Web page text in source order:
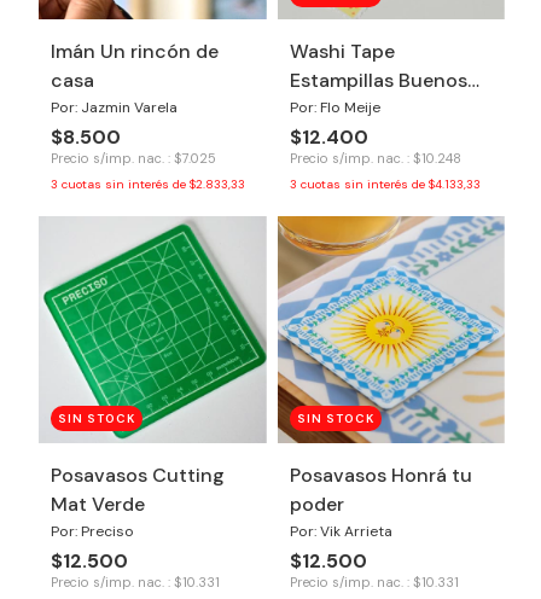
Imán Un rincón de
casa
Por: Jazmin Varela
$8.500
Precio s/imp. nac. : $7.025
3 cuotas sin interés de $2.833,33
Washi Tape
Estampillas Buenos
Aires
Por: Flo Meije
$12.400
Precio s/imp. nac. : $10.248
3 cuotas sin interés de $4.133,33
SIN STOCK
Posavasos Cutting
Mat Verde
Por: Preciso
$12.500
Precio s/imp. nac. : $10.331
SIN STOCK
Posavasos Honrá tu
poder
Por: Vik Arrieta
$12.500
Precio s/imp. nac. : $10.331